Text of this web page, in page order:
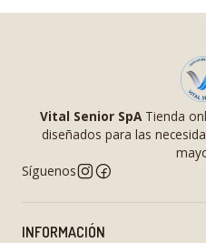
Vital Senior SpATienda
diseñados para las
Síguenos
INFORMACIÓN